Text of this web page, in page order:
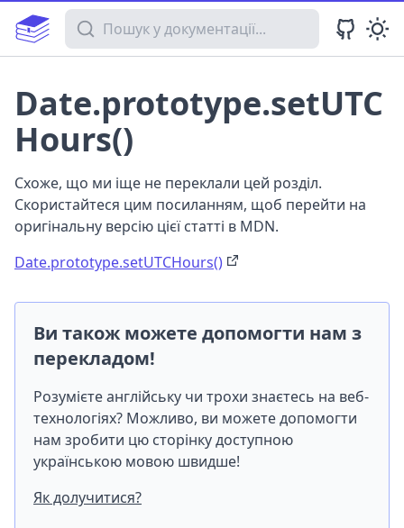
Пошук у документації
Date.prototype.setUTC
Hours()
Схоже, що ми іще не переклали цей розділ.
Скористайтеся цим посиланням, щоб перейти на
оригінальну версію цієї статті в MDN.
Date.prototype.setUTCHours()
Ви також можете допомогти нам з
перекладом!
Розумієте англійську чи трохи знаєтесь на веб-
технологіях? Можливо, ви можете допомогти
нам зробити цю сторінку доступною
українською мовою швидше!
Як долучитися?